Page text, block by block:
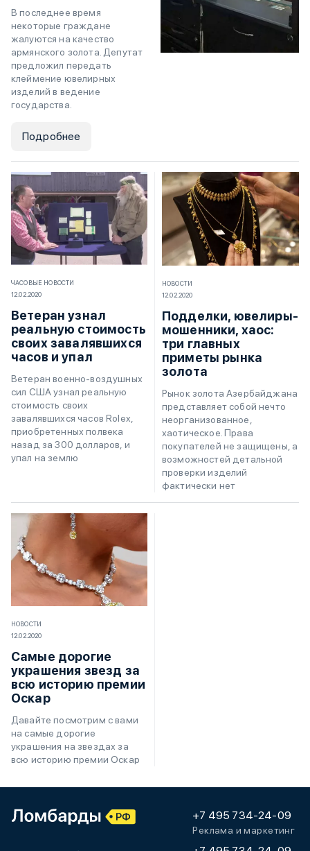
В последнее время
некоторые граждане
жалуются на качество
армянского золота. Депутат
предложил передать
клеймение ювелирных
изделий в ведение
государства.
Подробнее
ЧАСОВЫЕ НОВОСТИ
12.02.2020
Ветеран узнал
реальную стоимость
своих завалявшихся
часов и упал
Ветеран военно-воздушных
сил США узнал реальную
стоимость своих
завалявшихся часов Rolex,
приобретенных полвека
назад за 300 долларов, и
упал на землю
НОВОСТИ
12.02.2020
Подделки, ювелиры-
мошенники, хаос:
три главных
приметы рынка
золота
Рынок золота Азербайджана
представляет собой нечто
неорганизованное,
хаотическое. Права
покупателей не защищены, а
возможностей детальной
проверки изделий
фактически нет
НОВОСТИ
12.02.2020
Самые дорогие
украшения звезд за
всю историю премии
Оскар
Давайте посмотрим с вами
на самые дорогие
украшения на звездах за
всю историю премии Оскар
+7 495 734-24-09
Реклама и маркетинг